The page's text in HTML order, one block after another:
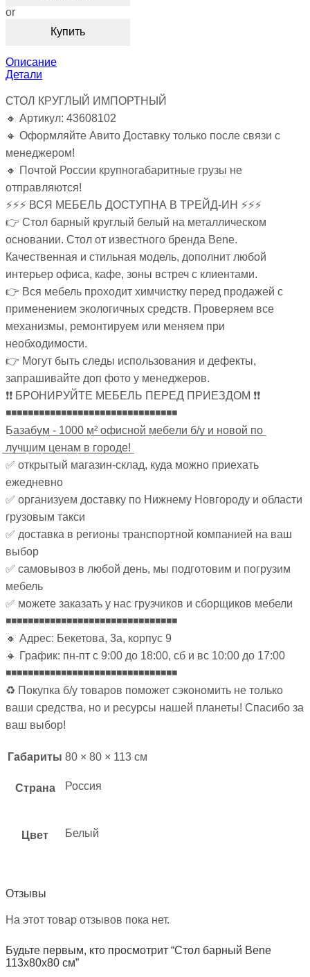
or
Купить
Описание
Детали
СТОЛ КРУГЛЫЙ ИМПОРТНЫЙ
🔸 Артикул: 43608102
🔸 Оформляйте Авито Доставку только после связи с
менеджером!
🔸 Почтой России крупногабаритные грузы не
отправляются!
⚡⚡⚡ ВСЯ МЕБЕЛЬ ДОСТУПНА В ТРЕЙД-ИН ⚡⚡⚡
👉 Стол барный круглый белый на металлическом
основании. Стол от известного бренда Bene.
Качественная и стильная модель, дополнит любой
интерьер офиса, кафе, зоны встреч с клиентами.
👉 Вся мебель проходит химчистку перед продажей с
применением экологичных средств. Проверяем все
механизмы, ремонтируем или меняем при
необходимости.
👉 Могут быть следы использования и дефекты,
запрашивайте доп фото у менеджеров.
❗❗ БРОНИРУЙТЕ МЕБЕЛЬ ПЕРЕД ПРИЕЗДОМ ❗❗
◾◾◾◾◾◾◾◾◾◾◾◾◾◾◾◾◾◾◾◾◾◾◾◾◾◾◾◾◾◾◾
Б̲а̲з̲а̲б̲у̲м̲ ̲-̲ ̲1̲0̲0̲0̲ ̲м̲²̲ ̲о̲ф̲и̲с̲н̲о̲й̲ ̲м̲е̲б̲е̲л̲и̲ ̲б̲/̲у̲ ̲и̲ ̲н̲о̲в̲о̲й̲ ̲п̲о̲
̲л̲у̲ч̲ш̲и̲м̲ ̲ц̲е̲н̲а̲м̲ ̲в̲ ̲г̲о̲р̲о̲д̲е̲!̲
✅ открытый магазин-склад, куда можно приехать
ежедневно
✅ организуем доставку по Нижнему Новгороду и области
грузовым такси
✅ доставка в регионы транспортной компанией на ваш
выбор
✅ самовывоз в любой день, мы подготовим и погрузим
мебель
✅ можете заказать у нас грузчиков и сборщиков мебели
◾◾◾◾◾◾◾◾◾◾◾◾◾◾◾◾◾◾◾◾◾◾◾◾◾◾◾◾◾◾◾
🔸 Адрес: Бекетова, 3а, корпус 9
🔸 График: пн-пт с 9:00 до 18:00, сб и вс 10:00 до 17:00
◾◾◾◾◾◾◾◾◾◾◾◾◾◾◾◾◾◾◾◾◾◾◾◾◾◾◾◾◾◾◾
♻ Покупка б/у товаров поможет сэкономить не только
ваши средства, но и ресурсы нашей планеты! Спасибо за
ваш выбор!
Габариты 80 × 80 × 113 см
Страна Россия
Цвет Белый
Отзывы
На этот товар отзывов пока нет.
Будьте первым, кто просмотрит “Стол барный Bene
113х80х80 см”